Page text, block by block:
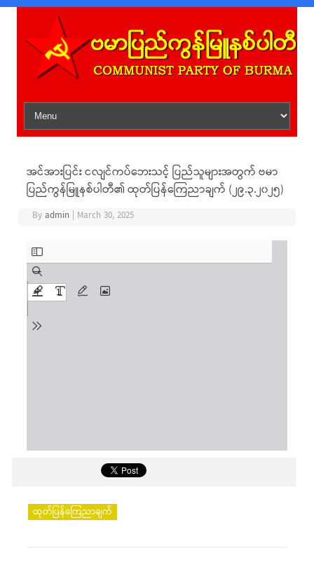
Skip to content
အင်အားပြင်း ငလျင်ကပ်ဘေးသင့် ပြည်သူများအတွက် ဗမာ
ပြည်ကွန်မြူနစ်ပါတီ၏ ထုတ်ပြန်ကြေညာချက် (၂၉.၃.၂၀၂၅)
Byadmin March 30, 2025
ထုတ်ပြန်ကြေညာချက်